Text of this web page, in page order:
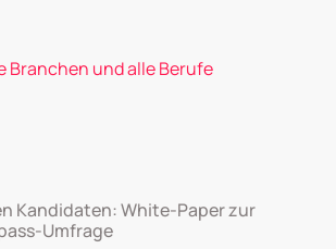
Branchen und alle Berufe
Kandidaten: White-Paper zur
Umfrage